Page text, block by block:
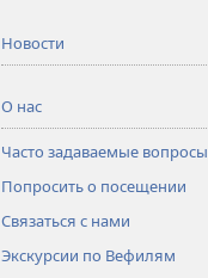
Новости
О нас
Часто задаваемые вопросы
Попросить о посещении
Связаться с нами
Экскурсии по Вефилям